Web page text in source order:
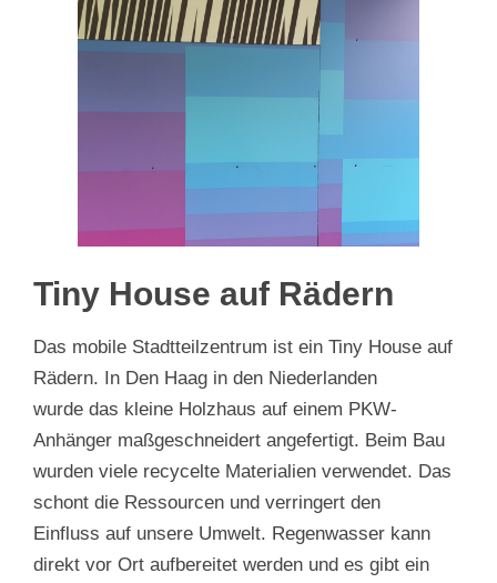
Tiny House auf Rädern
Das mobile Stadtteilzentrum ist ein Tiny House auf
Rädern. In Den Haag in den Niederlanden
wurde das kleine Holzhaus auf einem PKW-
Anhänger maßgeschneidert angefertigt. Beim Bau
wurden viele recycelte Materialien verwendet. Das
schont die Ressourcen und verringert den
Einfluss auf unsere Umwelt. Regenwasser kann
direkt vor Ort aufbereitet werden und es gibt ein